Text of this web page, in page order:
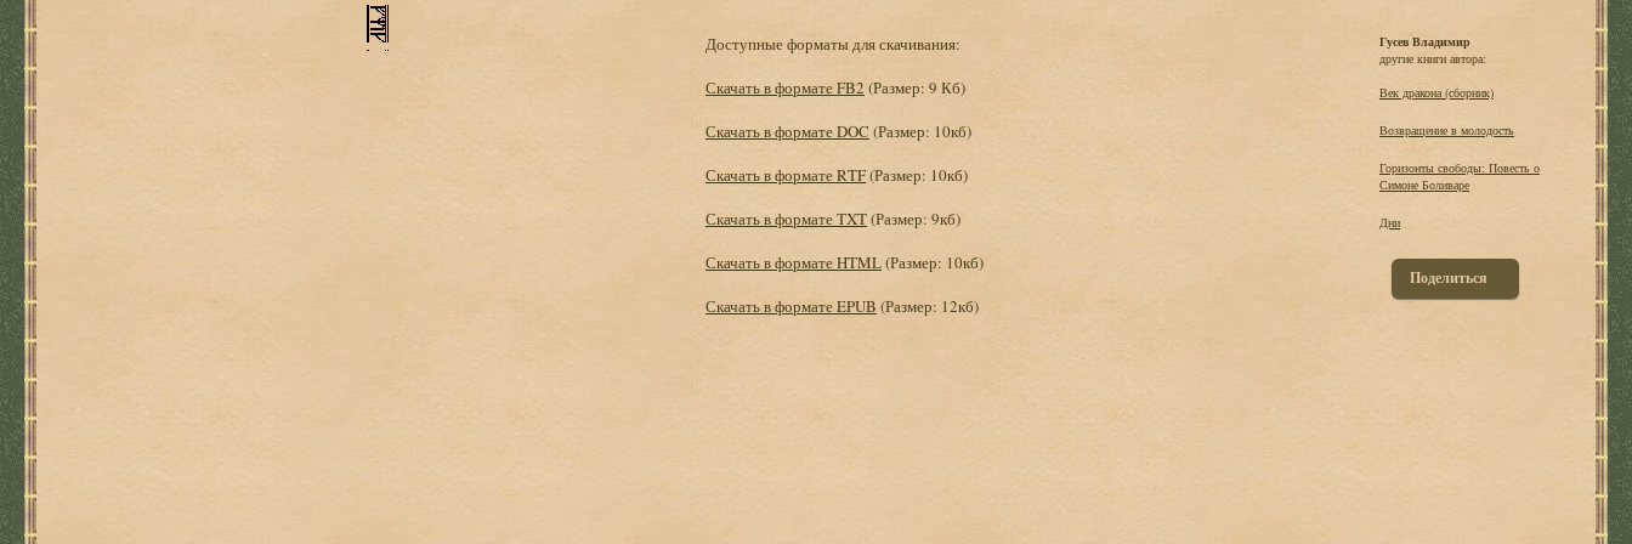
Доступные форматы для скачивания:
Скачать в формате FB2 (Размер: 9 Кб)
Скачать в формате DOC (Размер: 10кб)
Скачать в формате RTF(Размер: 10кб)
Скачать в формате TXT(Размер: 9кб)
Скачать в формате HTML(Размер: 10кб)
Скачать в формате EPUB (Размер: 12кб)
Гусев Владимир
другие книги автора:
Век дракона (сборник)
Возвращение в молодость
Горизонты свободы: Повесть о
Симоне Боливаре
Дни
Поделиться